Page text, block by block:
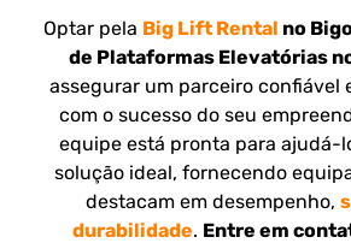
Optar pela Big Lift Rental no
de Plataformas Elevatórias
assegurar um parceiro confiável
com o sucesso do seu
equipe está pronta para ajudá-
solução ideal, fornecendo
destacam em desempenho,
durabilidade. Entre em